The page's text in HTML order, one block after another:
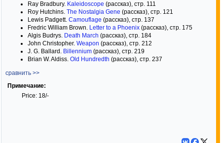
Ray Bradbury. Kaleidoscope (рассказ), стр. 111
Roy Hutchins. The Nostalgia Gene (рассказ), стр. 121
Lewis Padgett. Camouflage (рассказ), стр. 137
Fredric William Brown. Letter to a Phoenix (рассказ), стр. 175
Algis Budrys. Death March (рассказ), стр. 184
John Christopher. Weapon (рассказ), стр. 212
J. G. Ballard. Billennium (рассказ), стр. 219
Brian W. Aldiss. Old Hundredth (рассказ), стр. 237
сравнить >>
Примечание:
Price: 18/-